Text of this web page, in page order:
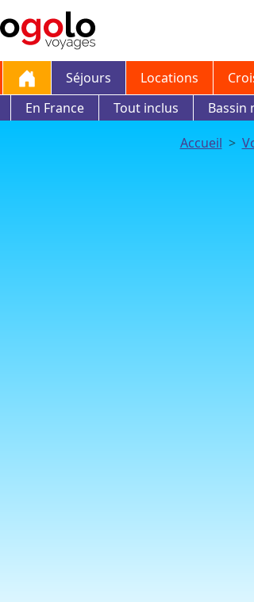
Séjours Locations
En France
Tout inclus Bassin
Accueil